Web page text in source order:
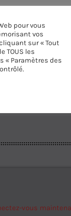
vous
pour vous
vos
sur « Tout
TOUS les
« Paramètres des